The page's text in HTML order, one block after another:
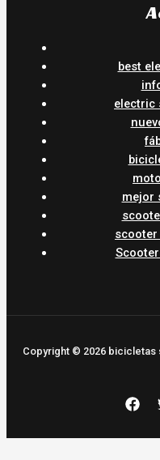
best
electric
mejor
Copyright © 2026